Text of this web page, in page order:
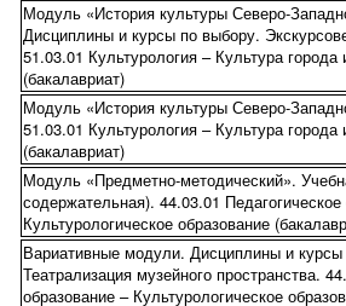
Модуль «История культуры Северо-
Дисциплины и курсы по выбору.
51.03.01 Культурология – Культура города
(бакалавриат)
Модуль «История культуры Северо-
51.03.01 Культурология – Культура города
(бакалавриат)
Модуль «Предметно-методический».
содержательная). 44.03.01 Педагогическое
Культурологическое образование
Вариативные модули. Дисциплины и
Театрализация музейного пространства.
образование – Культурологическое